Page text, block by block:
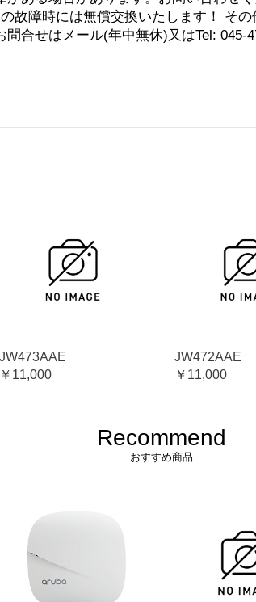
故障時には無償交換いたします！ その
問合せはメール(年中無休)又はTel: 045-
JW473AAE
￥11,000
JW472AAE
￥11,000
Recommend
おすすめ商品